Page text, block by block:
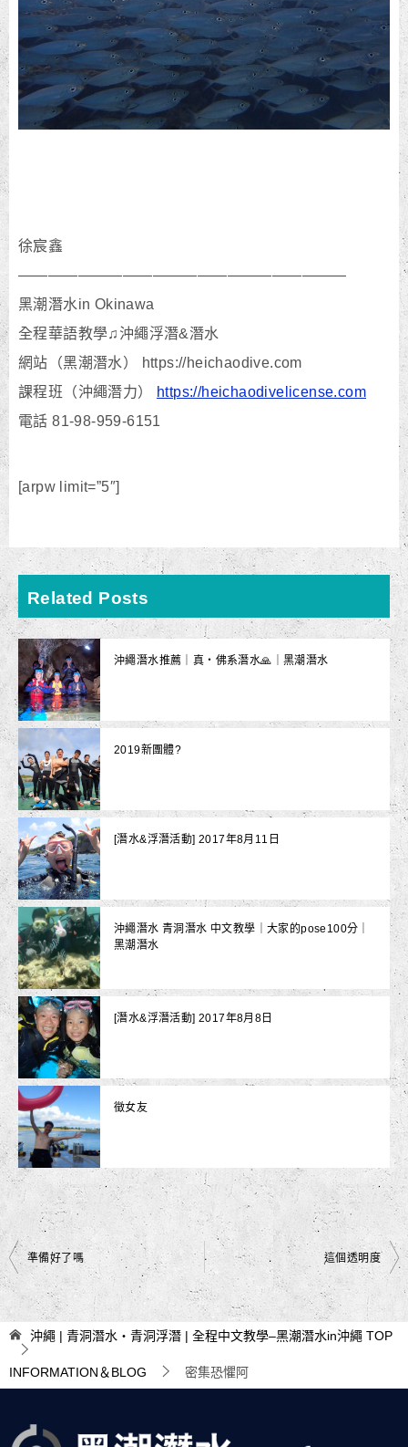
徐宸鑫
——————————————————————
黑潮潛水in Okinawa
全程華語教學♫沖繩浮潛&潛水
網站（黑潮潛水） https://heichaodive.com
課程班（沖繩潛力）
https://heichaodivelicense.com
電話 81-98-959-6151
[arpw limit=”5″]
Related Posts
沖繩潛水推薦｜真‧佛系潛水🙏｜黑潮潛水
2019新團體?
[潛水&浮潛活動] 2017年8月11日
沖繩潛水 青洞潛水 中文教學｜大家的pose100分｜
黑潮潛水
[潛水&浮潛活動] 2017年8月8日
徵女友
文
章
覽
準備好了嗎 這個透明度
沖繩 | 青洞潛水・青洞浮潛 | 全程中文教學–黑潮潛水in沖繩 TOP
INFORMATION＆BLOG 密集恐懼阿